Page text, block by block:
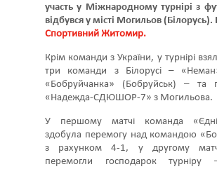
участь у Міжнародному турнірі з
відбувся у місті Могильов
Спортивний Житомир.
Крім команди з України, у турнірі
три команди з Білорусі –
«Бобруйчанка» (Бобруйськ) – та
«Надежда-СДЮШОР-7» з Могильова.
У першому матчі команда
здобула перемогу над командою
з рахунком 4-1, у другому
перемогли господарок турніру